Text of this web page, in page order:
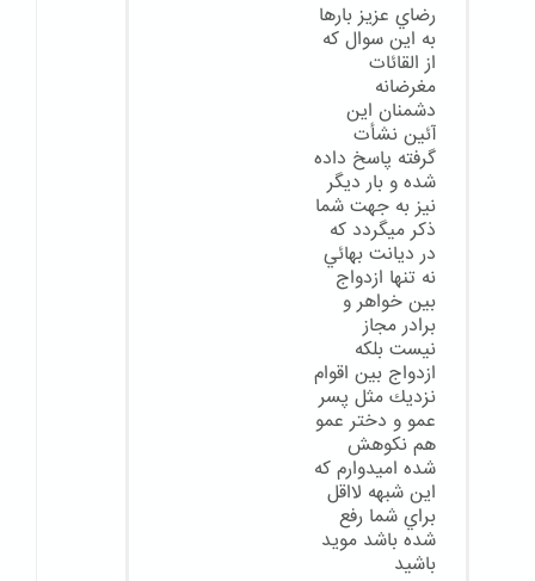
رضاي عزيز بارها
به اين سوال كه
از القائات
مغرضانه
دشمنان اين
آئين نشأت
گرفته پاسخ داده
شده و بار ديگر
نيز به جهت شما
ذكر ميگردد كه
در ديانت بهائي
نه تنها ازدواج
بين خواهر و
برادر مجاز
نيست بلكه
ازدواج بين اقوام
نزديك مثل پسر
عمو و دختر عمو
هم نكوهش
شده اميدوارم كه
اين شبهه لااقل
براي شما رفع
شده باشد مويد
باشيد